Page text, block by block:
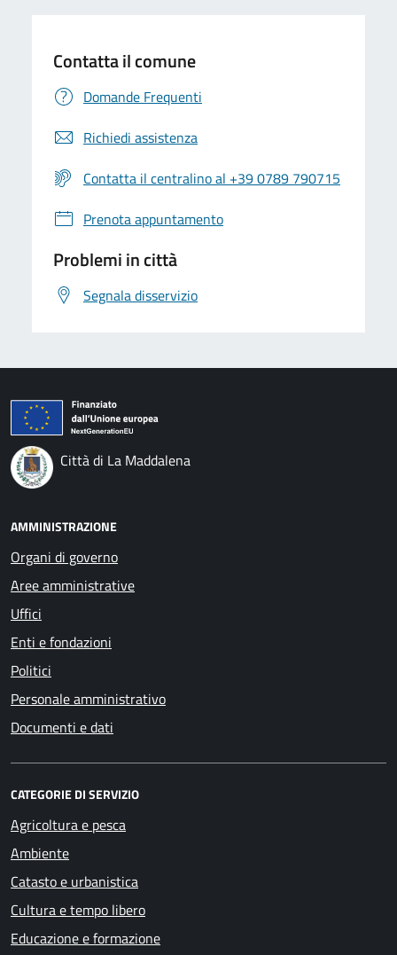
Contatta il comune
Domande Frequenti
Richiedi assistenza
Contatta il centralino al +39 0789 790715
Prenota appuntamento
Problemi in città
Segnala disservizio
Città di La Maddalena
AMMINISTRAZIONE
Organi di governo
Aree amministrative
Uffici
Enti e fondazioni
Politici
Personale amministrativo
Documenti e dati
CATEGORIE DI SERVIZIO
Agricoltura e pesca
Ambiente
Catasto e urbanistica
Cultura e tempo libero
Educazione e formazione